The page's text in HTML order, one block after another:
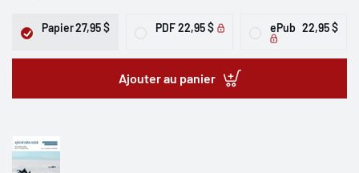
Papier27,95 $ PDF 22,95 $ ePub 22,95 $
Ajouter au panier